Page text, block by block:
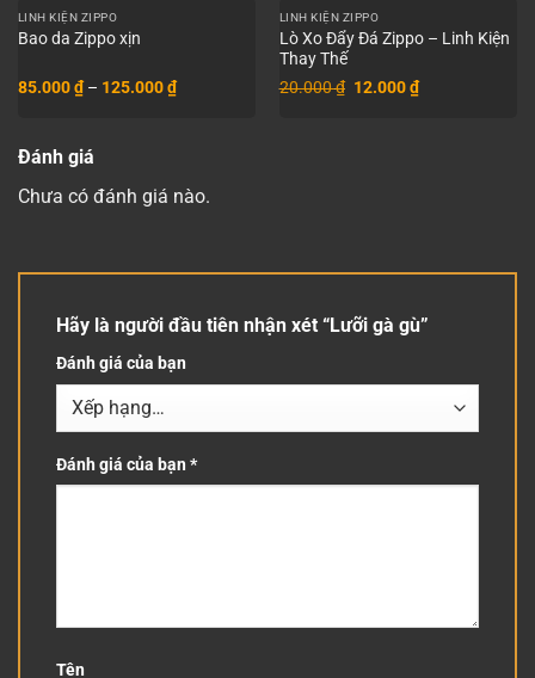
LINH KIỆN ZIPPO
Bao da Zippo xịn
85.000₫ – 125.000₫Khoảng
giá:
LINH KIỆN ZIPPO
Lò Xo Đẩy Đá Zippo – Linh Kiện
Thay Thế
20.000₫ Giá
12.000₫Giá
hiện
Đánh giá
Chưa có đánh giá nào.
Hãy là người đầu tiên nhận xét “Lưỡi gà gù”
Đánh giá của bạn
Đánh giá của bạn *
Tên